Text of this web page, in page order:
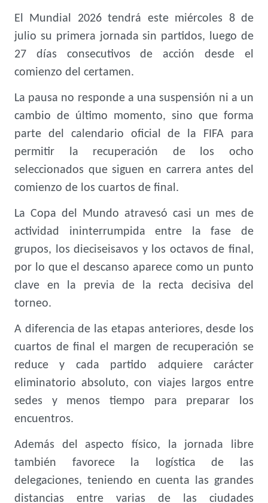
El Mundial 2026 tendrá este miércoles 8 de
julio su primera jornada sin partidos, luego de
27 días consecutivos de acción desde el
comienzo del certamen.
La pausa no responde a una suspensión ni a un
cambio de último momento, sino que forma
parte del calendario oficial de la FIFA para
permitir la recuperación de los ocho
seleccionados que siguen en carrera antes del
comienzo de los cuartos de final.
La Copa del Mundo atravesó casi un mes de
actividad ininterrumpida entre la fase de
grupos, los dieciseisavos y los octavos de final,
por lo que el descanso aparece como un punto
clave en la previa de la recta decisiva del
torneo.
A diferencia de las etapas anteriores, desde los
cuartos de final el margen de recuperación se
reduce y cada partido adquiere carácter
eliminatorio absoluto, con viajes largos entre
sedes y menos tiempo para preparar los
encuentros.
Además del aspecto físico, la jornada libre
también favorece la logística de las
delegaciones, teniendo en cuenta las grandes
distancias entre varias de las ciudades